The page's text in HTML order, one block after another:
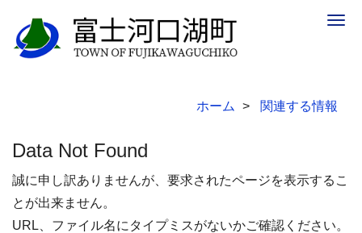
ホーム 関連する情報
Data Not Found
誠に申し訳ありませんが、要求されたページを表示するこ
とが出来ません。
URL、ファイル名にタイプミスがないかご確認ください。